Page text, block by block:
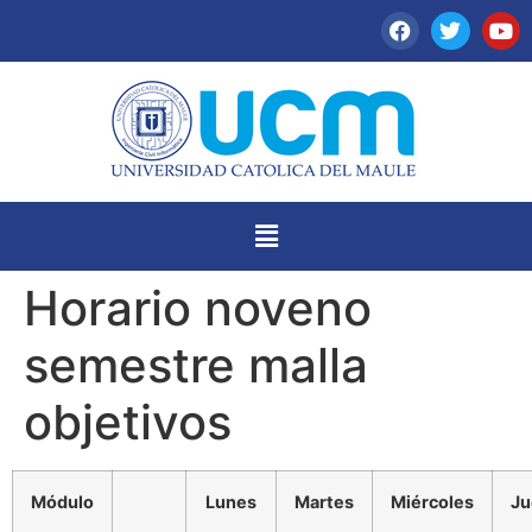
Horario noveno
semestre malla
objetivos
Módulo Lunes Martes Miércoles